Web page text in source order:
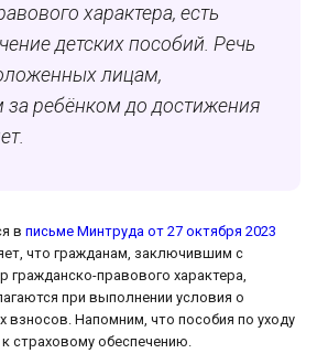
характера, есть
детских пособий. Речь
лицам,
ребёнком до достижения
в письме Минтруда от 27 октября 2023
что гражданам, заключившим с
гражданско-правового характера,
при выполнении условия о
взносов. Напомним, что пособия по уходу
страховому обеспечению.